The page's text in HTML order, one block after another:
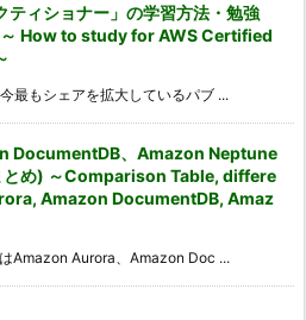
ティショナー」の学習方法・勉強
～ How to study for AWS Certified
最もシェアを拡大しているパブ ...
DocumentDB、Amazon Neptune
とめ) ～Comparison Table, differe
Amazon DocumentDB, Amaz
Amazon Aurora、Amazon Doc ...